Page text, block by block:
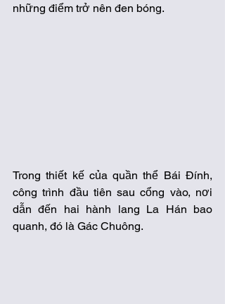
những điểm trở nên đen bóng.
Trong thiết kế của quần thể Bái Đính,
công trình đầu tiên sau cổng vào, nơi
dẫn đến hai hành lang La Hán bao
quanh, đó là Gác Chuông.